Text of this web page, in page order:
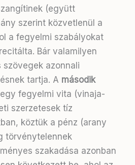
(együtt
szerint közvetlenül a
a fegyelmi szabályokat
Bár valamilyen
azonnali
tartja. A második
fegyelmi vita (vinaja-
szerzetesek tíz
köztük a pénz (arany
törvénytelennek
szakadása azonban